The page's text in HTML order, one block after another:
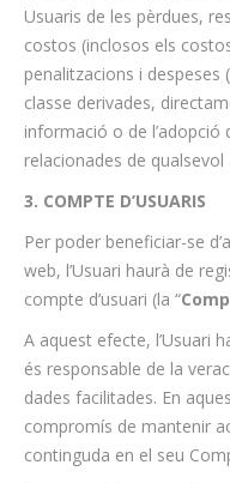
Usuaris de les pèrdues,
costos (inclosos els
penalitzacions i despeses
classe derivades,
informació o de l’adopció
relacionades de
3. COMPTE D’USUARIS
Per poder beneficiar-se
web, l’Usuari haurà de
compte d’usuari (la “
A aquest efecte, l’Usuari
és responsable de la
dades facilitades. En
compromís de mantenir
continguda en el seu